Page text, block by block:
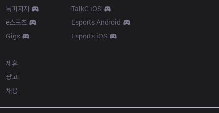
톡피지지
e스포츠
Gigs
TalkG iOS
Esports Android
Esports iOS
제휴
광고
채용